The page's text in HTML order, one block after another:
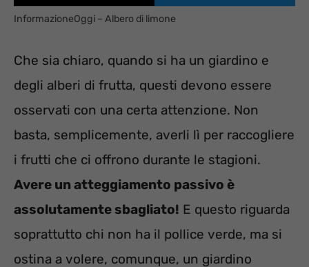
InformazioneOggi – Albero di limone
Che sia chiaro, quando si ha un giardino e
degli alberi di frutta, questi devono essere
osservati con una certa attenzione. Non
basta, semplicemente, averli lì per raccogliere
i frutti che ci offrono durante le stagioni.
Avere un atteggiamento passivo è
assolutamente sbagliato! E questo riguarda
soprattutto chi non ha il pollice verde, ma si
ostina a volere, comunque, un giardino